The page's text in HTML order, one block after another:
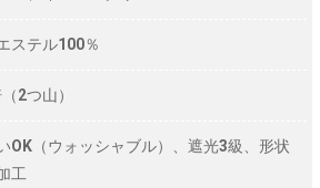
ステル100％
2つ山）
OK（ウォッシャブル）、遮光3級、形状
工